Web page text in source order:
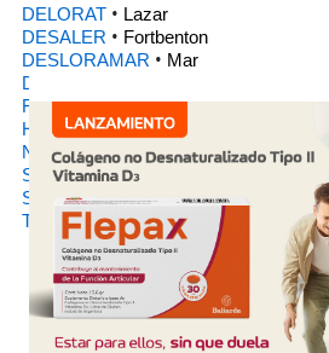
DELORAT • Lazar
DESALER • Fortbenton
DESLORAMAR • Mar
DESLORATADINA RICHET
FRENALER•Roemmers
HEXALER•Siegfried
NOVO ALERPRIV•Montpellier
SINALER•Cassará
SINALER•Medisol
TERALMINA•Microsules Arg.